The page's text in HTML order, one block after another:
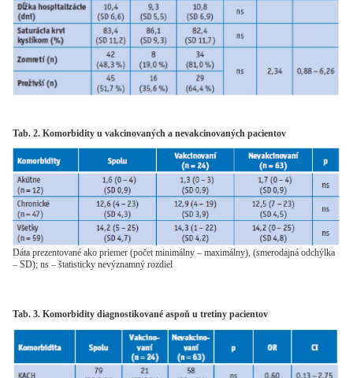
Tab. 2. Komorbidity u vakcinovaných a nevakcinovaných pacientov
Dáta prezentované ako priemer (počet minimálny – maximálny), (smerodajná odchýlka
– SD); ns – štatisticky nevýznamný rozdiel
Tab. 3. Komorbidity diagnostikované aspoň u tretiny pacientov